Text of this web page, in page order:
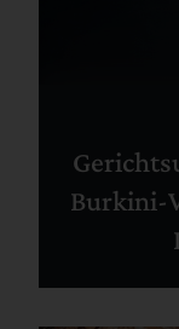
Burkini-